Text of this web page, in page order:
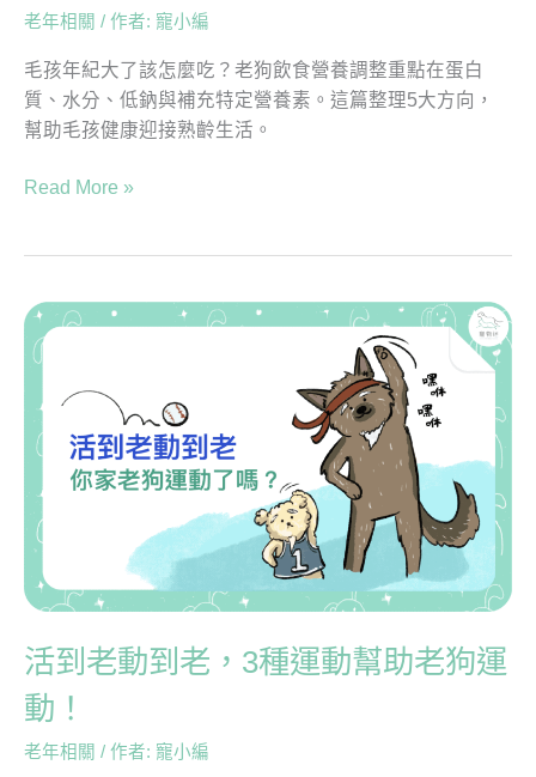
老年相關 / 作者: 寵小編
毛孩年紀大了該怎麼吃？老狗飲食營養調整重點在蛋白
質、水分、低鈉與補充特定營養素。這篇整理5大方向，
幫助毛孩健康迎接熟齡生活。
熟
狗
狗
更
康！
Read More »
活到老動到老，3種運動幫助老狗運
動！
老年相關 / 作者: 寵小編
活
到
動
到
3
種
運
動
幫
助
老
狗
動！